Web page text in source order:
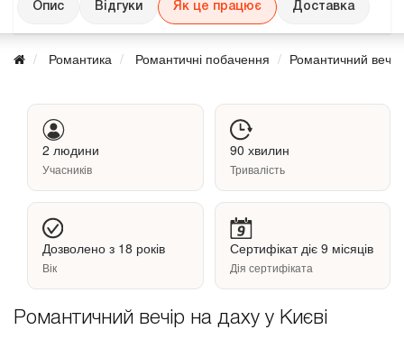
Опис Відгуки Як це працює Доставка
Романтика Романтичні побачення Романтичний
2 людини
Учасників
90 хвилин
Тривалість
Дозволено з 18 років
Вік
Сертифікат діє 9 місяців
Дія сертифіката
Романтичний вечір на даху у Києві